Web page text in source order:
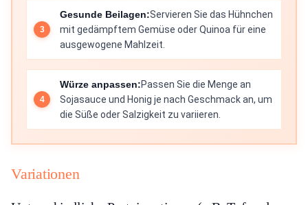
Gesunde Beilagen:Servieren Sie das Hühnchen
mit gedämpftem Gemüse oder Quinoa für eine
ausgewogene Mahlzeit.
Würze anpassen:Passen Sie die Menge an
Sojasauce und Honig je nach Geschmack an, um
die Süße oder Salzigkeit zu variieren.
Variationen